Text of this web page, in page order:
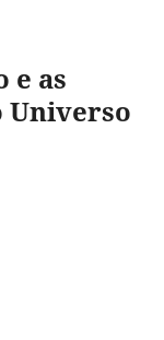
e as
Universo